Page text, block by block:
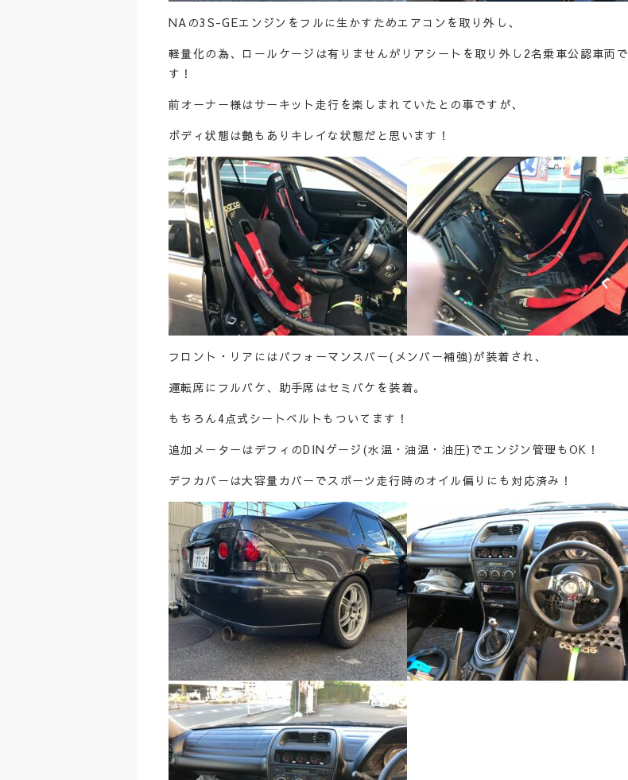
NAの3S-GEエンジンをフルに生かすためエアコンを取り外し、
軽量化の為、ロールケージは有りませんがリアシートを取り外し2名乗車公認車両で
す！
前オーナー様はサーキット走行を楽しまれていたとの事ですが、
ボディ状態は艶もありキレイな状態だと思います！
フロント・リアにはパフォーマンスバー(メンバー補強)が装着され、
運転席にフルバケ、助手席はセミバケを装着。
もちろん4点式シートベルトもついてます！
追加メーターはデフィのDINゲージ(水温・油温・油圧)でエンジン管理もOK！
デフカバーは大容量カバーでスポーツ走行時のオイル偏りにも対応済み！